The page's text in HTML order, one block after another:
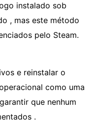
instalado sob
, mas este método
pelo Steam.
e reinstalar o
como uma
que nenhum
.